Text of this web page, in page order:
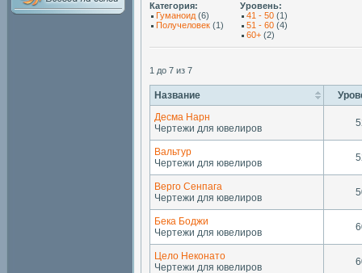
Категория:
Гуманоид (6)
Получеловек (1)
Уровень:
41 - 50 (1)
51 - 60 (4)
60+ (2)
1 до 7 из 7
Название
Десма Нарн
Чертежи для ювелиров
Вальтур
Чертежи для ювелиров
Верго Сенпага
Чертежи для ювелиров
Бека Боджи
Чертежи для ювелиров
Цело Неконато
Чертежи для ювелиров